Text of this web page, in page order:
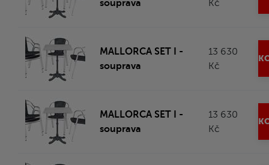
souprava
Kč
MALLORCA SET I -
souprava
13 630
Kč
MALLORCA SET I -
souprava
13 630
Kč